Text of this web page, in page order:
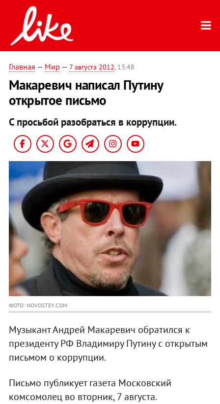
Главная — Мир — 7 августа 2012, 13:48
Макаревич написал Путину
открытое письмо
С просьбой разобраться в коррупции.
ФОТО: NOVOSTEY.COM
Музыкант Андрей Макаревич обратился к
президенту РФ Владимиру Путину с открытым
письмом о коррупции.
Письмо публикует газета Московский
комсомолец во вторник, 7 августа.